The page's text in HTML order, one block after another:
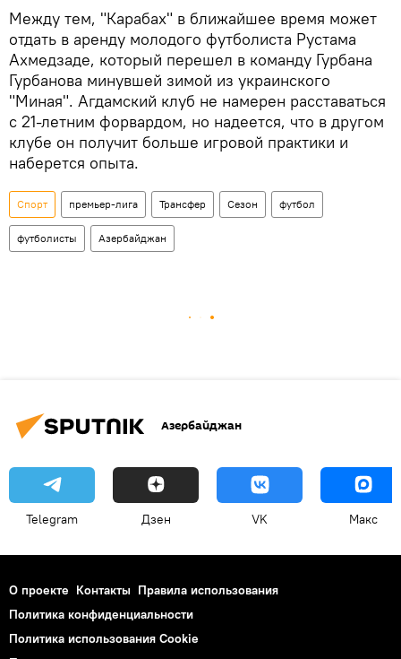
Между тем, "Карабах" в ближайшее время может
отдать в аренду молодого футболиста Рустама
Ахмедзаде, который перешел в команду Гурбана
Гурбанова минувшей зимой из украинского
"Миная". Агдамский клуб не намерен расставаться
с 21-летним форвардом, но надеется, что в другом
клубе он получит больше игровой практики и
наберется опыта.
Спорт премьер-лига Трансфер Сезон футбол
футболисты Азербайджан
Азербайджан
Telegram Дзен VK Макс
О проекте Контакты Правила использования
Политика конфиденциальности
Политика использования Cookie